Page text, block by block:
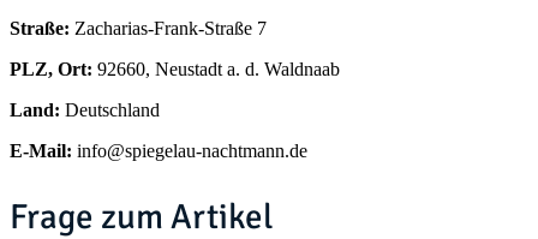
Straße: Zacharias-Frank-Straße 7
PLZ, Ort: 92660, Neustadt a. d. Waldnaab
Land: Deutschland
E-Mail: info@spiegelau-nachtmann.de
Frage zum Artikel